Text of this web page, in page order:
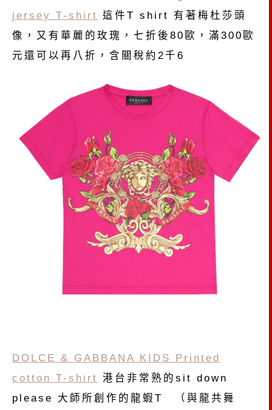
jersey T-shirt
這件T shirt 有著梅杜莎頭
像，又有華麗的玫瑰，七折後80歐，滿300歐
元還可以再八折，含關稅約2千6
DOLCE & GABBANA KIDS Printed
cotton T-shirt
港台非常熟的sit down
please 大師所創作的龍蝦T （與龍共舞